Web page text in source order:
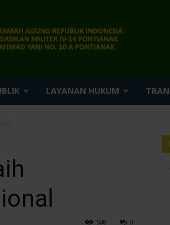
Pengadilan
LAYANAN HUKUM
0
508